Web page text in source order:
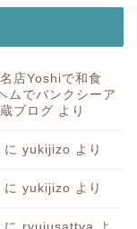
店Yoshiで和食
ムでバンクシーア
ブログ より
に yukijizo より
に yukijizo より